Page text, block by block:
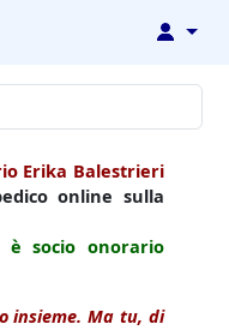
↓
Erika Balestrieri
online sulla
è socio onorario
insieme. Ma tu, di